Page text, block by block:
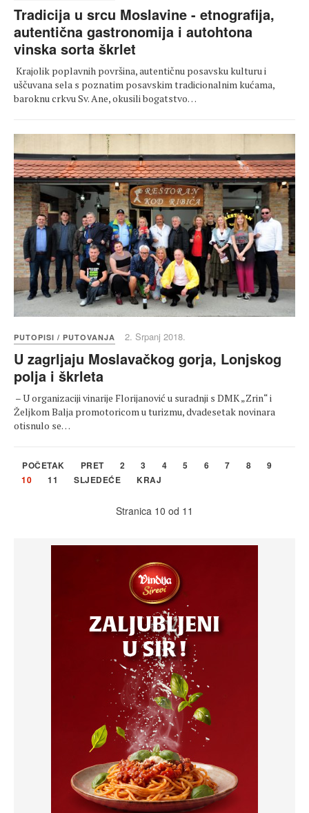
Tradicija u srcu Moslavine - etnografija,
autentična gastronomija i autohtona
vinska sorta škrlet
Krajolik poplavnih površina, autentičnu posavsku kulturu i
uščuvana sela s poznatim posavskim tradicionalnim kućama,
baroknu crkvu Sv. Ane, okusili bogatstvo…
PUTOPISI / PUTOVANJA 2. Srpanj 2018.
U zagrljaju Moslavačkog gorja, Lonjskog
polja i škrleta
– U organizaciji vinarije Florijanović u suradnji s DMK „Zrin“ i
Željkom Balja promotoricom u turizmu, dvadesetak novinara
otisnulo se…
POČETAK PRET 2 3 4 5 6 7 8
9
10
11 SLJEDEĆE KRAJ
Stranica 10 od 11